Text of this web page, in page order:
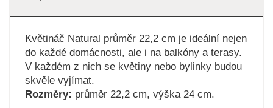
Květináč Natural průměr 22,2 cm je ideální nejen
do každé domácnosti, ale i na balkóny a terasy.
V každém z nich se květiny nebo bylinky budou
skvěle vyjímat.
Rozměry: průměr 22,2 cm, výška 24 cm.